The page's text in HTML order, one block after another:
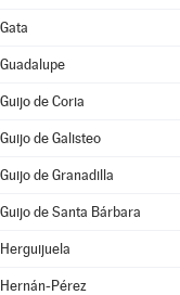
Gata
Guadalupe
Guijo de Coria
Guijo de Galisteo
Guijo de Granadilla
Guijo de Santa Bárbara
Herguijuela
Hernán-Pérez